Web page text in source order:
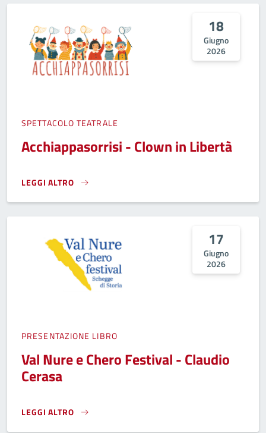
18
Giugno
2026
SPETTACOLO TEATRALE
Acchiappasorrisi - Clown in Libertà
LEGGI ALTRO
ACCHIAPPASORRISI - CLOWN IN LIBERTÀ}
17
Giugno
2026
PRESENTAZIONE LIBRO
Val Nure e Chero Festival - Claudio
Cerasa
LEGGI ALTRO
VAL NURE E CHERO FESTIVAL - CLAUDIO CERASA}